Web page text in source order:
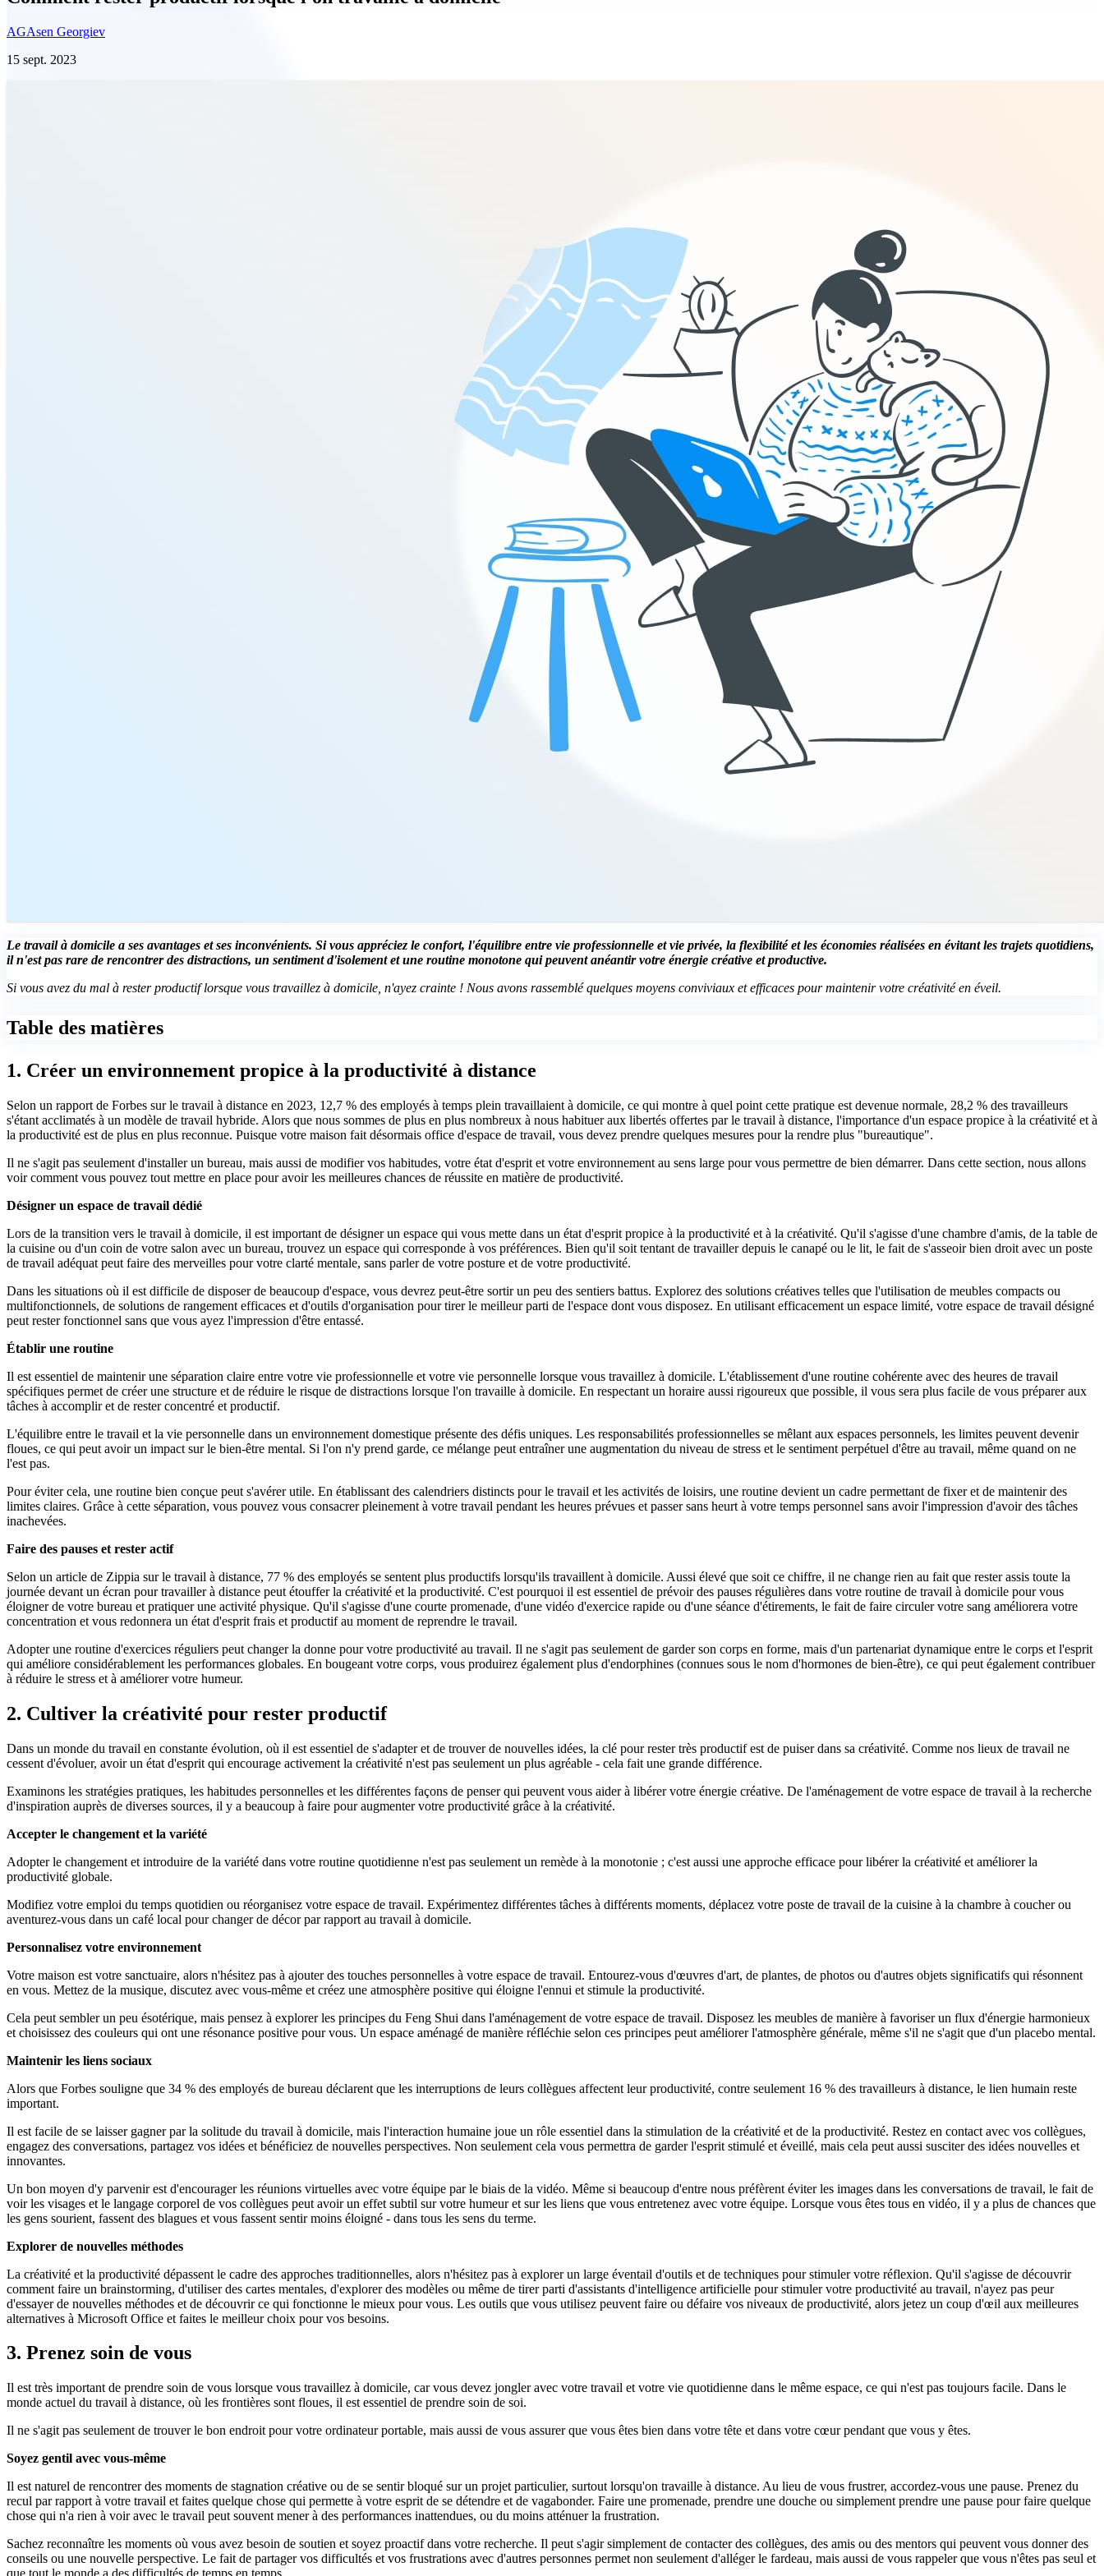
AGAsen Georgiev
15 sept. 2023
Le travail à domicile a ses avantages et ses inconvénients. Si vous appréciez le confort, l'équilibre entre vie professionnelle et vie privée, la flexibilité et les économies réalisées en évitant les trajets quotidiens,
il n'est pas rare de rencontrer des distractions, un sentiment d'isolement et une routine monotone qui peuvent anéantir votre énergie créative et productive.
Si vous avez du mal à rester productif lorsque vous travaillez à domicile, n'ayez crainte ! Nous avons rassemblé quelques moyens conviviaux et efficaces pour maintenir votre créativité en éveil.
Table des matières
1. Créer un environnement propice à la productivité à distance
Selon un rapport de Forbes sur le travail à distance en 2023, 12,7 % des employés à temps plein travaillaient à domicile, ce qui montre à quel point cette pratique est devenue normale, 28,2 % des travailleurs
s'étant acclimatés à un modèle de travail hybride. Alors que nous sommes de plus en plus nombreux à nous habituer aux libertés offertes par le travail à distance, l'importance d'un espace propice à la créativité et à
la productivité est de plus en plus reconnue. Puisque votre maison fait désormais office d'espace de travail, vous devez prendre quelques mesures pour la rendre plus "bureautique".
Il ne s'agit pas seulement d'installer un bureau, mais aussi de modifier vos habitudes, votre état d'esprit et votre environnement au sens large pour vous permettre de bien démarrer. Dans cette section, nous allons
voir comment vous pouvez tout mettre en place pour avoir les meilleures chances de réussite en matière de productivité.
Désigner un espace de travail dédié
Lors de la transition vers le travail à domicile, il est important de désigner un espace qui vous mette dans un état d'esprit propice à la productivité et à la créativité. Qu'il s'agisse d'une chambre d'amis, de la table de
la cuisine ou d'un coin de votre salon avec un bureau, trouvez un espace qui corresponde à vos préférences. Bien qu'il soit tentant de travailler depuis le canapé ou le lit, le fait de s'asseoir bien droit avec un poste
de travail adéquat peut faire des merveilles pour votre clarté mentale, sans parler de votre posture et de votre productivité.
Dans les situations où il est difficile de disposer de beaucoup d'espace, vous devrez peut-être sortir un peu des sentiers battus. Explorez des solutions créatives telles que l'utilisation de meubles compacts ou
multifonctionnels, de solutions de rangement efficaces et d'outils d'organisation pour tirer le meilleur parti de l'espace dont vous disposez. En utilisant efficacement un espace limité, votre espace de travail désigné
peut rester fonctionnel sans que vous ayez l'impression d'être entassé.
Établir une routine
Il est essentiel de maintenir une séparation claire entre votre vie professionnelle et votre vie personnelle lorsque vous travaillez à domicile. L'établissement d'une routine cohérente avec des heures de travail
spécifiques permet de créer une structure et de réduire le risque de distractions lorsque l'on travaille à domicile. En respectant un horaire aussi rigoureux que possible, il vous sera plus facile de vous préparer aux
tâches à accomplir et de rester concentré et productif.
L'équilibre entre le travail et la vie personnelle dans un environnement domestique présente des défis uniques. Les responsabilités professionnelles se mêlant aux espaces personnels, les limites peuvent devenir
floues, ce qui peut avoir un impact sur le bien-être mental. Si l'on n'y prend garde, ce mélange peut entraîner une augmentation du niveau de stress et le sentiment perpétuel d'être au travail, même quand on ne
l'est pas.
Pour éviter cela, une routine bien conçue peut s'avérer utile. En établissant des calendriers distincts pour le travail et les activités de loisirs, une routine devient un cadre permettant de fixer et de maintenir des
limites claires. Grâce à cette séparation, vous pouvez vous consacrer pleinement à votre travail pendant les heures prévues et passer sans heurt à votre temps personnel sans avoir l'impression d'avoir des tâches
inachevées.
Faire des pauses et rester actif
Selon un article de Zippia sur le travail à distance, 77 % des employés se sentent plus productifs lorsqu'ils travaillent à domicile. Aussi élevé que soit ce chiffre, il ne change rien au fait que rester assis toute la
journée devant un écran pour travailler à distance peut étouffer la créativité et la productivité. C'est pourquoi il est essentiel de prévoir des pauses régulières dans votre routine de travail à domicile pour vous
éloigner de votre bureau et pratiquer une activité physique. Qu'il s'agisse d'une courte promenade, d'une vidéo d'exercice rapide ou d'une séance d'étirements, le fait de faire circuler votre sang améliorera votre
concentration et vous redonnera un état d'esprit frais et productif au moment de reprendre le travail.
Adopter une routine d'exercices réguliers peut changer la donne pour votre productivité au travail. Il ne s'agit pas seulement de garder son corps en forme, mais d'un partenariat dynamique entre le corps et l'esprit
qui améliore considérablement les performances globales. En bougeant votre corps, vous produirez également plus d'endorphines (connues sous le nom d'hormones de bien-être), ce qui peut également contribuer
à réduire le stress et à améliorer votre humeur.
2. Cultiver la créativité pour rester productif
Dans un monde du travail en constante évolution, où il est essentiel de s'adapter et de trouver de nouvelles idées, la clé pour rester très productif est de puiser dans sa créativité. Comme nos lieux de travail ne
cessent d'évoluer, avoir un état d'esprit qui encourage activement la créativité n'est pas seulement un plus agréable - cela fait une grande différence.
Examinons les stratégies pratiques, les habitudes personnelles et les différentes façons de penser qui peuvent vous aider à libérer votre énergie créative. De l'aménagement de votre espace de travail à la recherche
d'inspiration auprès de diverses sources, il y a beaucoup à faire pour augmenter votre productivité grâce à la créativité.
Accepter le changement et la variété
Adopter le changement et introduire de la variété dans votre routine quotidienne n'est pas seulement un remède à la monotonie ; c'est aussi une approche efficace pour libérer la créativité et améliorer la
productivité globale.
Modifiez votre emploi du temps quotidien ou réorganisez votre espace de travail. Expérimentez différentes tâches à différents moments, déplacez votre poste de travail de la cuisine à la chambre à coucher ou
aventurez-vous dans un café local pour changer de décor par rapport au travail à domicile.
Personnalisez votre environnement
Votre maison est votre sanctuaire, alors n'hésitez pas à ajouter des touches personnelles à votre espace de travail. Entourez-vous d'œuvres d'art, de plantes, de photos ou d'autres objets significatifs qui résonnent
en vous. Mettez de la musique, discutez avec vous-même et créez une atmosphère positive qui éloigne l'ennui et stimule la productivité.
Cela peut sembler un peu ésotérique, mais pensez à explorer les principes du Feng Shui dans l'aménagement de votre espace de travail. Disposez les meubles de manière à favoriser un flux d'énergie harmonieux
et choisissez des couleurs qui ont une résonance positive pour vous. Un espace aménagé de manière réfléchie selon ces principes peut améliorer l'atmosphère générale, même s'il ne s'agit que d'un placebo mental.
Maintenir les liens sociaux
Alors que Forbes souligne que 34 % des employés de bureau déclarent que les interruptions de leurs collègues affectent leur productivité, contre seulement 16 % des travailleurs à distance, le lien humain reste
important.
Il est facile de se laisser gagner par la solitude du travail à domicile, mais l'interaction humaine joue un rôle essentiel dans la stimulation de la créativité et de la productivité. Restez en contact avec vos collègues,
engagez des conversations, partagez vos idées et bénéficiez de nouvelles perspectives. Non seulement cela vous permettra de garder l'esprit stimulé et éveillé, mais cela peut aussi susciter des idées nouvelles et
innovantes.
Un bon moyen d'y parvenir est d'encourager les réunions virtuelles avec votre équipe par le biais de la vidéo. Même si beaucoup d'entre nous préfèrent éviter les images dans les conversations de travail, le fait de
voir les visages et le langage corporel de vos collègues peut avoir un effet subtil sur votre humeur et sur les liens que vous entretenez avec votre équipe. Lorsque vous êtes tous en vidéo, il y a plus de chances que
les gens sourient, fassent des blagues et vous fassent sentir moins éloigné - dans tous les sens du terme.
Explorer de nouvelles méthodes
La créativité et la productivité dépassent le cadre des approches traditionnelles, alors n'hésitez pas à explorer un large éventail d'outils et de techniques pour stimuler votre réflexion. Qu'il s'agisse de découvrir
comment faire un brainstorming, d'utiliser des cartes mentales, d'explorer des modèles ou même de tirer parti d'assistants d'intelligence artificielle pour stimuler votre productivité au travail, n'ayez pas peur
d'essayer de nouvelles méthodes et de découvrir ce qui fonctionne le mieux pour vous. Les outils que vous utilisez peuvent faire ou défaire vos niveaux de productivité, alors jetez un coup d'œil aux meilleures
alternatives à Microsoft Office et faites le meilleur choix pour vos besoins.
3. Prenez soin de vous
Il est très important de prendre soin de vous lorsque vous travaillez à domicile, car vous devez jongler avec votre travail et votre vie quotidienne dans le même espace, ce qui n'est pas toujours facile. Dans le
monde actuel du travail à distance, où les frontières sont floues, il est essentiel de prendre soin de soi.
Il ne s'agit pas seulement de trouver le bon endroit pour votre ordinateur portable, mais aussi de vous assurer que vous êtes bien dans votre tête et dans votre cœur pendant que vous y êtes.
Soyez gentil avec vous-même
Il est naturel de rencontrer des moments de stagnation créative ou de se sentir bloqué sur un projet particulier, surtout lorsqu'on travaille à distance. Au lieu de vous frustrer, accordez-vous une pause. Prenez du
recul par rapport à votre travail et faites quelque chose qui permette à votre esprit de se détendre et de vagabonder. Faire une promenade, prendre une douche ou simplement prendre une pause pour faire quelque
chose qui n'a rien à voir avec le travail peut souvent mener à des performances inattendues, ou du moins atténuer la frustration.
Sachez reconnaître les moments où vous avez besoin de soutien et soyez proactif dans votre recherche. Il peut s'agir simplement de contacter des collègues, des amis ou des mentors qui peuvent vous donner des
conseils ou une nouvelle perspective. Le fait de partager vos difficultés et vos frustrations avec d'autres personnes permet non seulement d'alléger le fardeau, mais aussi de vous rappeler que vous n'êtes pas seul et